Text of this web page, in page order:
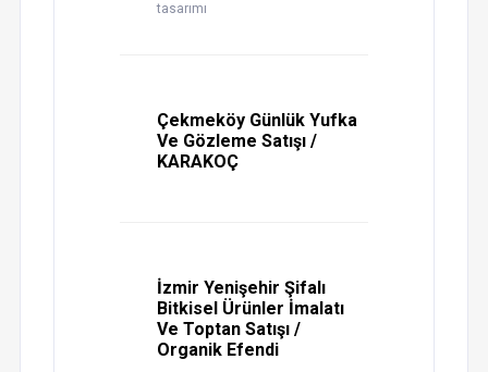
tasarımı
Çekmeköy Günlük Yufka
Ve Gözleme Satışı /
KARAKOÇ
İzmir Yenişehir Şifalı
Bitkisel Ürünler İmalatı
Ve Toptan Satışı /
Organik Efendi